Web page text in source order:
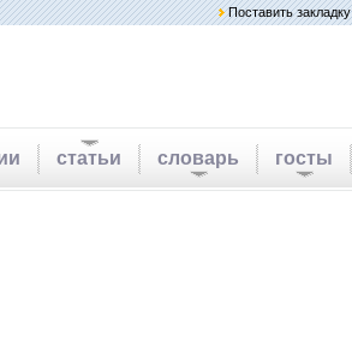
Поставить закладку
статьи словарь госты